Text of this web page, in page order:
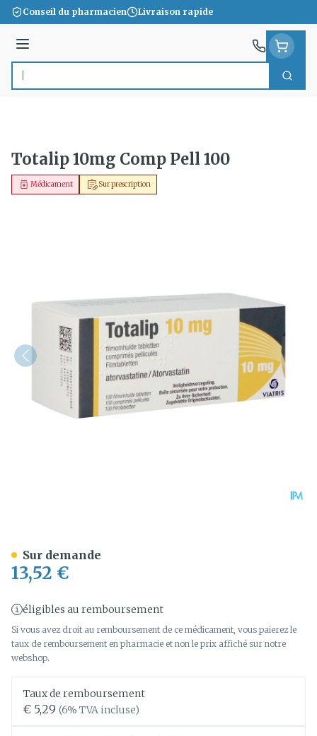
Aller au contenu
Conseil du pharmacien Livraison rapide
Menu
Rechercher
Totalip 10mg Comp Pell 100
Sur prescription
Médicament
13,52 €
éligibles au remboursement
Si vous avez droit au remboursement de ce médicament, vous paierez le
taux de remboursement en pharmacie et non le prix affiché sur notre
webshop.
Taux de remboursement
€ 5,29 (6% TVA incluse)
Sur demande